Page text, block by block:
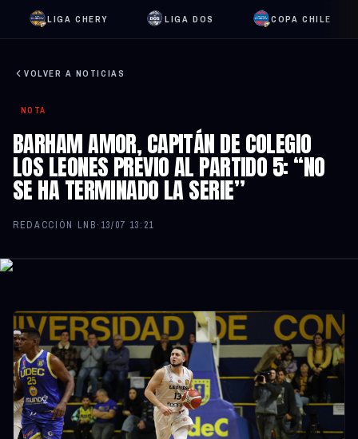
LIGA CHERY LIGA DOS COPA CHILE
VOLVER A NOTICIAS
NOTA
BARHAM AMOR, CAPITÁN DE COLEGIO
LOS LEONES PREVIO AL PARTIDO 5: “NO
SE HA TERMINADO LA SERIE”
REDACCIÓN LNB· 13/07 13:21